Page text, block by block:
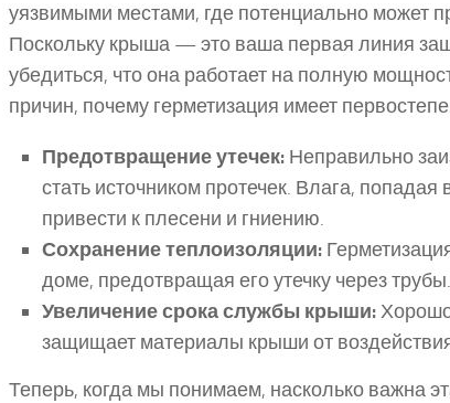
уязвимыми местами, где потенциально может
Поскольку крыша — это ваша первая линия
убедиться, что она работает на полную
причин, почему герметизация имеет
Предотвращение утечек: Неправильно
стать источником протечек. Влага, попадая
привести к плесени и гниению.
Сохранение теплоизоляции:
доме, предотвращая его утечку через трубы.
Увеличение срока службы крыши:
защищает материалы крыши от
Теперь, когда мы понимаем, насколько важна